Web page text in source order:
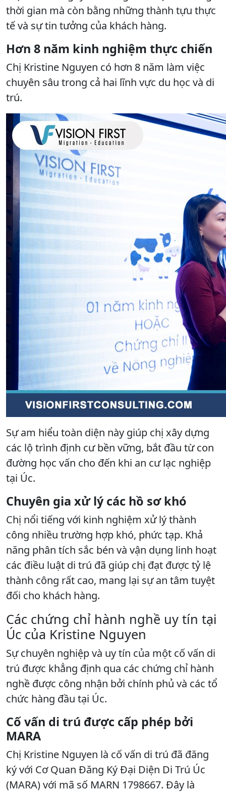
thời gian mà còn bằng những thành tựu thực
tế và sự tin tưởng của khách hàng.
Hơn 8 năm kinh nghiệm thực chiến
Chị Kristine Nguyen có hơn 8 năm làm việc
chuyên sâu trong cả hai lĩnh vực du học và di
trú.
Sự am hiểu toàn diện này giúp chị xây dựng
các lộ trình định cư bền vững, bắt đầu từ con
đường học vấn cho đến khi an cư lạc nghiệp
tại Úc.
Chuyên gia xử lý các hồ sơ khó
Chị nổi tiếng với kinh nghiệm xử lý thành
công nhiều trường hợp khó, phức tạp. Khả
năng phân tích sắc bén và vận dụng linh hoạt
các điều luật di trú đã giúp chị đạt được tỷ lệ
thành công rất cao, mang lại sự an tâm tuyệt
đối cho khách hàng.
Các chứng chỉ hành nghề uy tín tại
Úc của Kristine Nguyen
Sự chuyên nghiệp và uy tín của một cố vấn di
trú được khẳng định qua các chứng chỉ hành
nghề được công nhận bởi chính phủ và các tổ
chức hàng đầu tại Úc.
Cố vấn di trú được cấp phép bởi
MARA
Chị Kristine Nguyen là cố vấn di trú đã đăng
ký với Cơ Quan Đăng Ký Đại Diện Di Trú Úc
(MARA) với mã số MARN 1798667. Đây là